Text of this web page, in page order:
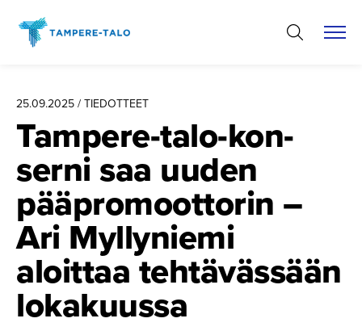
sisältöön
25.09.2025 / TIEDOTTEET
Tampere-ta­lo-kon­
serni saa uuden
pääpromoot­torin –
Ari Myllyniemi
aloittaa tehtävässään
lokakuussa